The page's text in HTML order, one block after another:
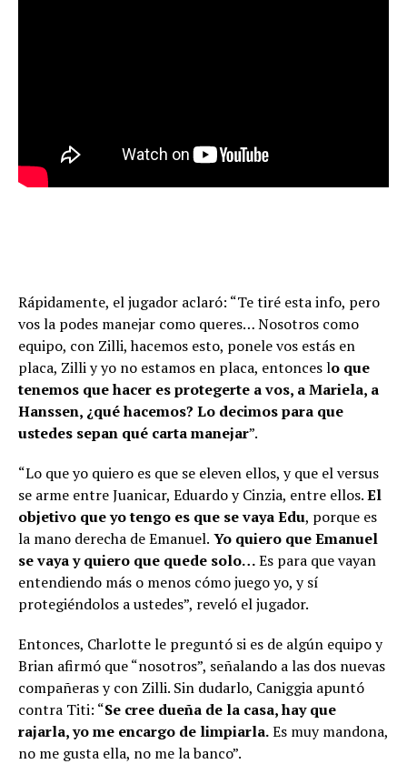
Rápidamente, el jugador aclaró: “Te tiré esta info, pero
vos la podes manejar como queres… Nosotros como
equipo, con Zilli, hacemos esto, ponele vos estás en
placa, Zilli y yo no estamos en placa, entonces lo que
tenemos que hacer es protegerte a vos, a Mariela, a
Hanssen, ¿qué hacemos? Lo decimos para que
ustedes sepan qué carta manejar”.
“Lo que yo quiero es que se eleven ellos, y que el versus
se arme entre Juanicar, Eduardo y Cinzia, entre ellos.El
objetivo que yo tengo es que se vaya Edu, porque es
la mano derecha de Emanuel. Yo quiero que Emanuel
se vaya y quiero que quede solo…Es para que vayan
entendiendo más o menos cómo juego yo, y sí
protegiéndolos a ustedes”, reveló el jugador.
Entonces, Charlotte le preguntó si es de algún equipo y
Brian afirmó que “nosotros”, señalando a las dos nuevas
compañeras y con Zilli. Sin dudarlo, Caniggia apuntó
contra Titi: “Se cree dueña de la casa, hay que
rajarla, yo me encargo de limpiarla.Es muy mandona,
no me gusta ella, no me la banco”.